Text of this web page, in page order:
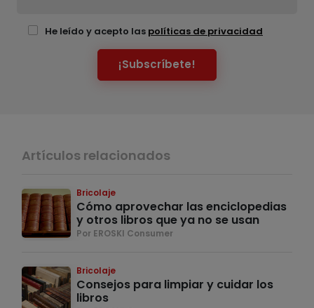
He leído y acepto las políticas de privacidad
¡Subscríbete!
Artículos relacionados
Bricolaje
Cómo aprovechar las enciclopedias
y otros libros que ya no se usan
Por EROSKI Consumer
Bricolaje
Consejos para limpiar y cuidar los
libros